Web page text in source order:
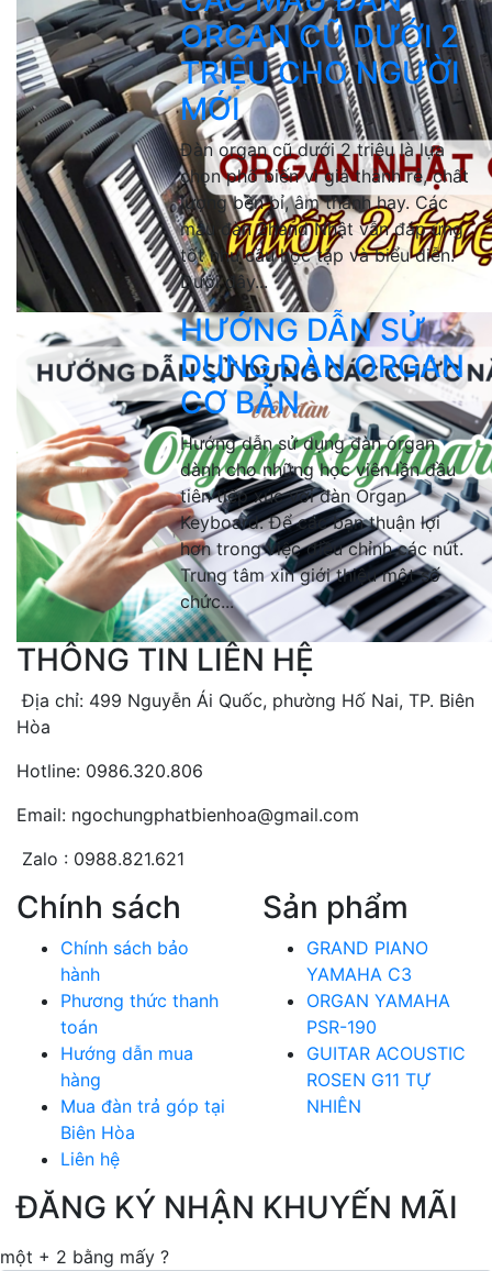
ORGAN CŨ DƯỚI 2
TRIỆU CHO NGƯỜI
MỚI
Đàn organ cũ dưới 2 triệu là lựa
chọn phổ biến vì giá thành rẻ, chất
lượng bền bỉ, âm thanh hay. Các
mẫu đàn 2hand Nhật vẫn đáp ứng
tốt nhu cầu học tập và biểu diễn.
Dưới đây...
HƯỚNG DẪN SỬ
DỤNG ĐÀN ORGAN
CƠ BẢN
Hướng dẫn sử dụng đàn organ
dành cho những học viên lần đầu
tiên tiếp xúc với đàn Organ
Keyboard. Để các bạn thuận lợi
hơn trong việc điều chỉnh các nút.
Trung tâm xin giới thiệu một số
chức...
THÔNG TIN LIÊN HỆ
Địa chỉ: 499 Nguyễn Ái Quốc, phường Hố Nai, TP. Biên
Hòa
Hotline: 0986.320.806
Email: ngochungphatbienhoa@gmail.com
Zalo : 0988.821.621
Chính sách
Chính sách bảo
hành
Phương thức thanh
toán
Hướng dẫn mua
hàng
Mua đàn trả góp tại
Biên Hòa
Liên hệ
Sản phẩm
GRAND PIANO
YAMAHA C3
ORGAN YAMAHA
PSR-190
GUITAR ACOUSTIC
ROSEN G11 TỰ
NHIÊN
ĐĂNG KÝ NHẬN KHUYẾN MÃI
một + 2 bằng mấy ?